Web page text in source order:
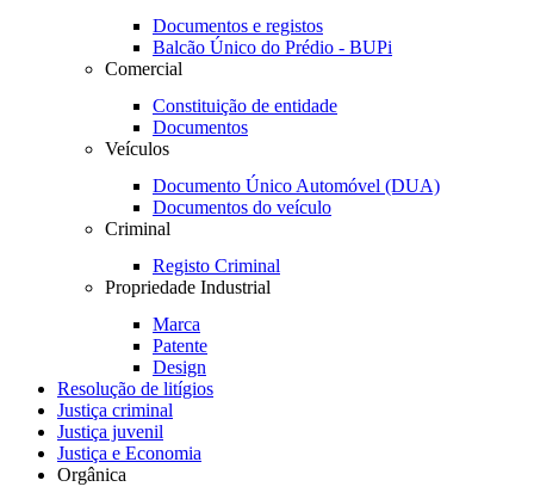
Documentos e registos
Balcão Único do Prédio - BUPi
Comercial
Constituição de entidade
Documentos
Veículos
Documento Único Automóvel (DUA)
Documentos do veículo
Criminal
Registo Criminal
Propriedade Industrial
Marca
Patente
Design
Resolução de litígios
Justiça criminal
Justiça juvenil
Justiça e Economia
Orgânica